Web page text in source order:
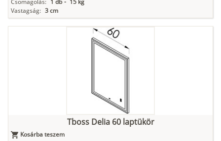
Csomagolás: 1 db - 15 kg
Vastagság: 3 cm
Tboss Delia 60 laptükör
Kosárba teszem